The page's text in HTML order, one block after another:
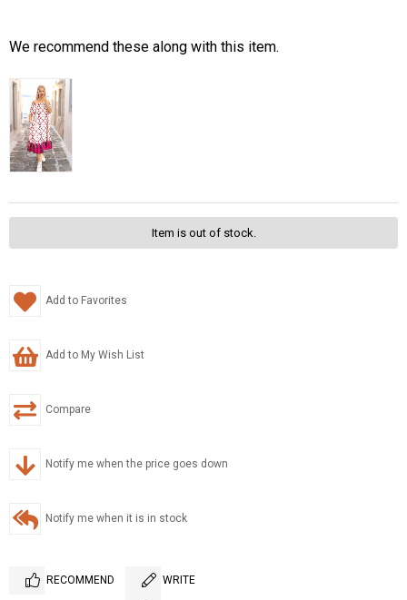
We recommend these along with this item.
Item is out of stock.
Add to Favorites
Add to My Wish List
Compare
Notify me when the price goes down
Notify me when it is in stock
RECOMMEND WRITE